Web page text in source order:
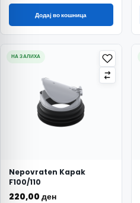
Додај во кошница
НА ЗАЛИХА
Nepovraten Kapak
F100/110
220,00 ден